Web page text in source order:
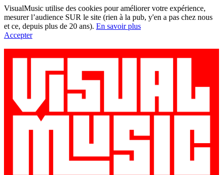
VisualMusic utilise des cookies pour améliorer votre expérience,
mesurer l’audience SUR le site (rien à la pub, y'en a pas chez nous
et ce, depuis plus de 20 ans). En savoir plus
Accepter